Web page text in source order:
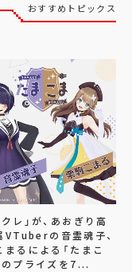
おすすめトピックス
クレ」が、あおぎり高
VTuberの音霊魂子、
まるによる「たまこ
のプライズを7...